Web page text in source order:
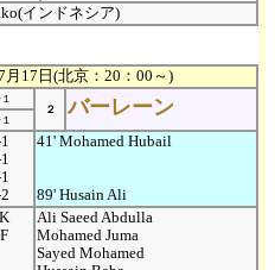
インドネシア)
17日(北京：20：00～)
２
バーレーン
41' Mohamed Hubail
89' Husain Ali
Ali Saeed Abdulla
Mohamed Juma
Sayed Mohamed